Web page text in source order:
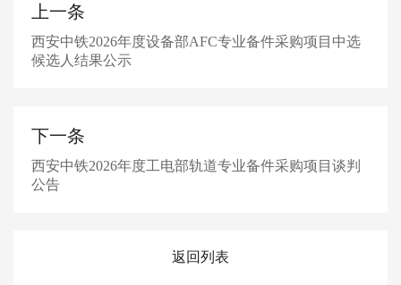
上一条
西安中铁2026年度设备部AFC专业备件采购项目中选
候选人结果公示
下一条
西安中铁2026年度工电部轨道专业备件采购项目谈判
公告
返回列表